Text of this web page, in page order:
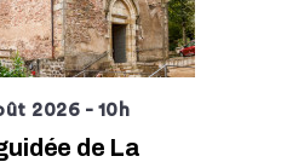
2026 - 10h
de La